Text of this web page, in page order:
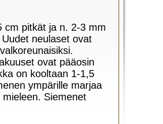
cm pitkät ja n. 2-3 mm
neulaset ovat
ovat pääosin
on kooltaan 1-1,5
ympärille marjaa
Siemenet